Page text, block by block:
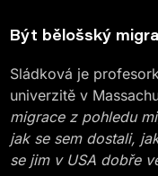
Být bělošský
Sládková je
univerzitě v
migrace z pohledu
jak se sem dostali,
se jim v USA dobře